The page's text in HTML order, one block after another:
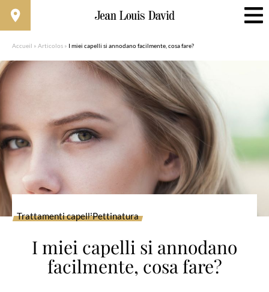
Accueil » Articolos » I miei capelli si annodano facilmente, cosa fare?
Trattamenti capelliPettinatura
I miei capelli si annodano
facilmente, cosa fare?